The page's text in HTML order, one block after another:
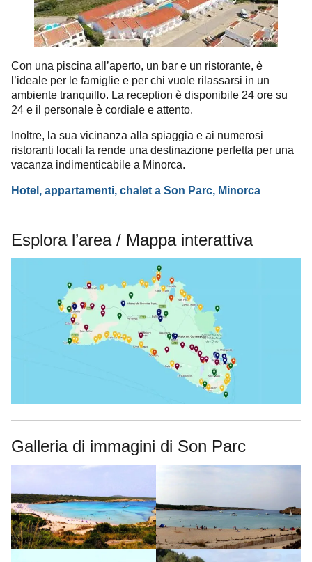
Con una piscina all’aperto, un bar e un ristorante, è
l’ideale per le famiglie e per chi vuole rilassarsi in un
ambiente tranquillo. La reception è disponibile 24 ore su
24 e il personale è cordiale e attento.
Inoltre, la sua vicinanza alla spiaggia e ai numerosi
ristoranti locali la rende una destinazione perfetta per una
vacanza indimenticabile a Minorca.
Hotel, appartamenti, chalet a Son Parc, Minorca
Esplora l’area / Mappa interattiva
Galleria di immagini di Son Parc